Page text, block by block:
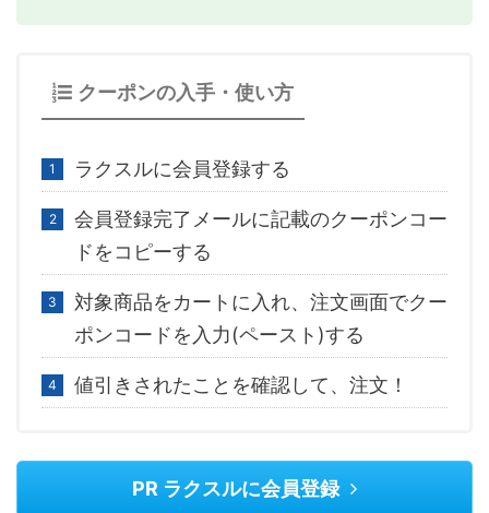
クーポンの入手・使い方
ラクスルに会員登録する
会員登録完了メールに記載のクーポンコー
ドをコピーする
対象商品をカートに入れ、注文画面でクー
ポンコードを入力(ペースト)する
値引きされたことを確認して、注文！
PR ラクスルに会員登録